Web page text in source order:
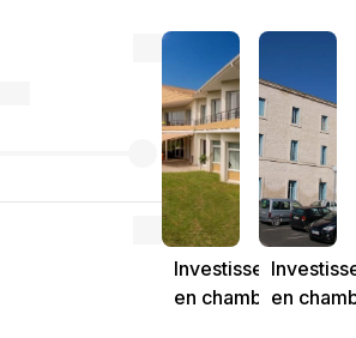
Investissement
en chambreen